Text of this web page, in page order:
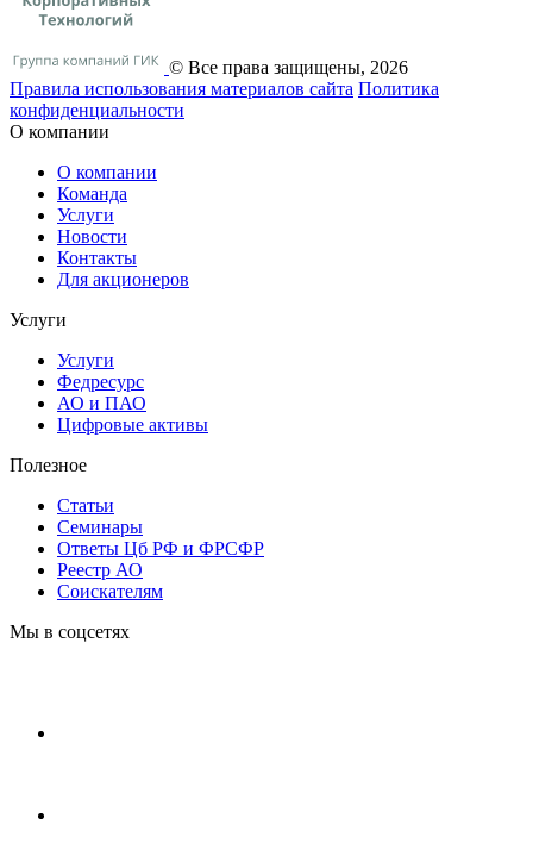
© Все права защищены, 2026
Правила использования материалов сайта Политика
конфиденциальности
О компании
О компании
Команда
Услуги
Новости
Контакты
Для акционеров
Услуги
Услуги
Федресурс
АО и ПАО
Цифровые активы
Полезное
Статьи
Cеминары
Ответы Цб РФ и ФРСФР
Реестр АО
Соискателям
Мы в соцсетях